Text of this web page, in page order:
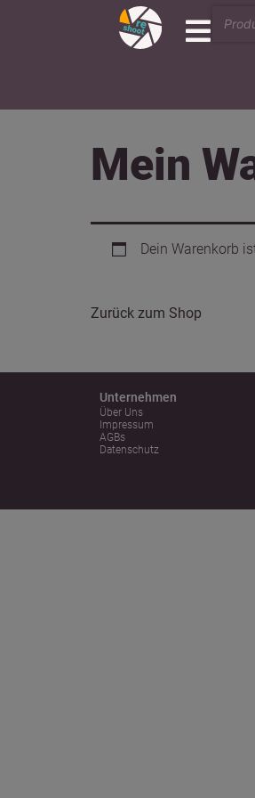
Mein
Dein Warenkorb
Zurück zum Shop
Unternehmen
Über Uns
Impressum
AGBs
Datenschutz